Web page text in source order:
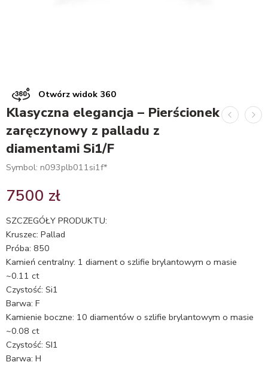
Otwórz widok 360
Klasyczna elegancja – Pierścionek
zaręczynowy z palladu z
diamentami Si1/F
Symbol: n093plb011si1f*
7500 zł
SZCZEGÓŁY PRODUKTU:
Kruszec: Pallad
Próba: 850
Kamień centralny: 1 diament o szlifie brylantowym o masie
~0.11 ct
Czystość: Si1
Barwa: F
Kamienie boczne: 10 diamentów o szlifie brylantowym o masie
~0.08 ct
Czystość: SI1
Barwa: H